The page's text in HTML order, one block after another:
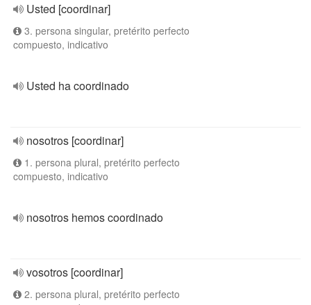
Usted [coordinar]
3. persona singular, pretérito perfecto
compuesto, indicativo
Usted ha coordinado
nosotros [coordinar]
1. persona plural, pretérito perfecto
compuesto, indicativo
nosotros hemos coordinado
vosotros [coordinar]
2. persona plural, pretérito perfecto